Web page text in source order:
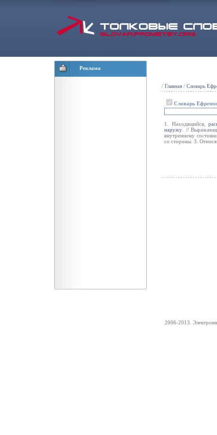
Реклама
/ Главная / Словарь
Словарь
1. Находящийся,
наружу . //
внутреннему
со стороны. 3.
2006-2013.